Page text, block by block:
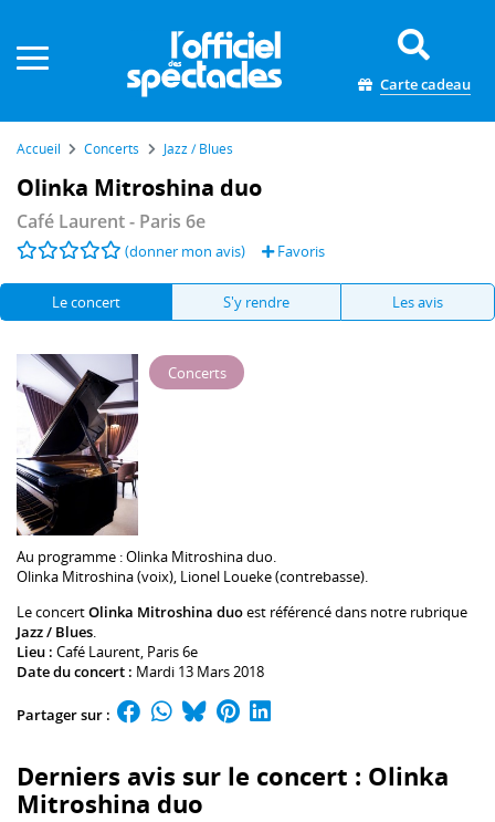
Carte cadeau
Accueil Concerts Jazz / Blues
Olinka Mitroshina duo
Café Laurent- Paris 6e
(donner mon avis) Favoris
Le concert S'y rendre Les avis
Concerts
Au programme :Olinka Mitroshinaduo.
Olinka Mitroshina(voix), Lionel Loueke(contrebasse).
Le concertOlinka Mitroshina duoest référencé dans notre rubrique
Jazz / Blues.
Lieu : Café Laurent, Paris 6e
Date du concert : Mardi 13 Mars 2018
Partager sur :
Derniers avis sur le concert : Olinka
Mitroshina duo